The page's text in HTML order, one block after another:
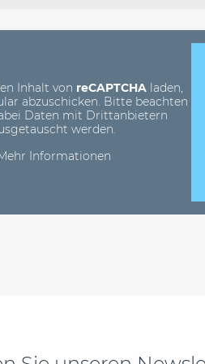
Inhalt von reCAPTCHAladen,
abzuschicken. Bitte beachten
Daten mit Drittanbietern
werden.
Informationen